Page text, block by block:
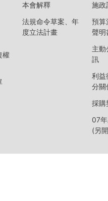
權
本會解釋
法規命令草案、年
度立法計畫
施政
預算
聲明
主動
訊
利益
分關
採購
07
(另